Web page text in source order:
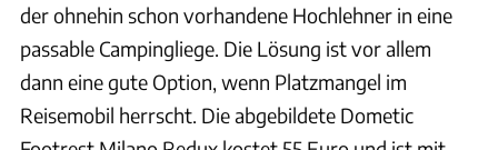
der ohnehin schon vorhandene Hochlehner in eine
passable Campingliege. Die Lösung ist vor allem
dann eine gute Option, wenn Platzmangel im
Reisemobil herrscht. Die abgebildete Dometic